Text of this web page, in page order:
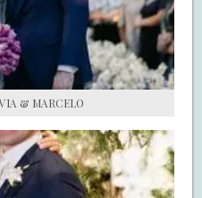
SAY I DO
& MARCELO